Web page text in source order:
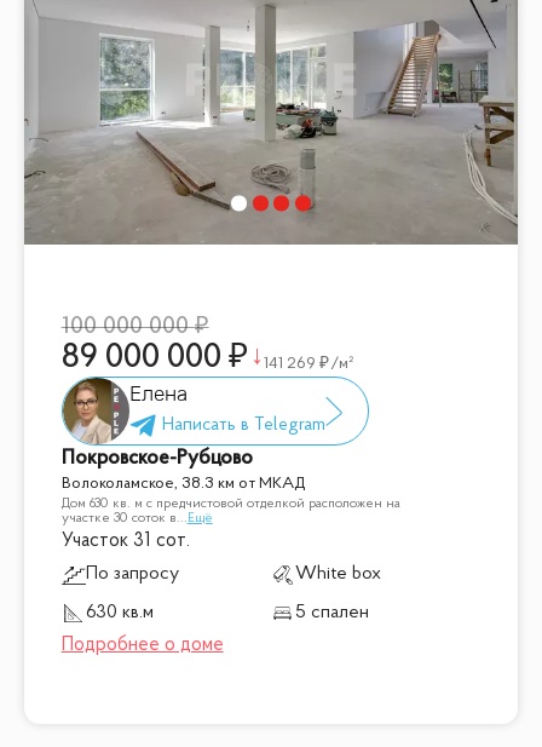
100 000 000
89 000 000 141 269 /м²
Елена
Покровское-Рубцово
Волоколамское, 38.3 км от МКАД
Дом 630 кв. м с предчистовой отделкой расположен на
участке 30 соток в... Ещё
Участок 31 сот.
По запросу
White box
630 кв.м
5 спален